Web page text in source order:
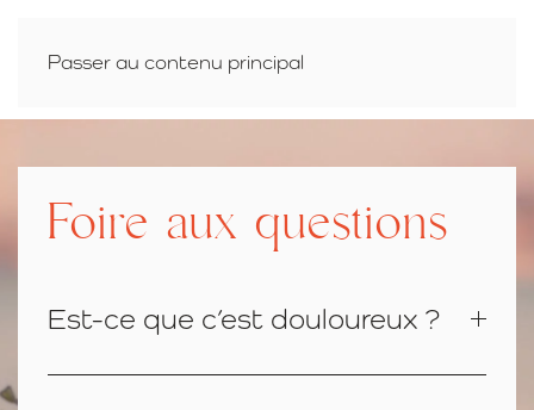
Passer au contenu principal
LUCIE RÉFLEXOLOGIE
Foire aux questions
Est-ce que c’est douloureux ?